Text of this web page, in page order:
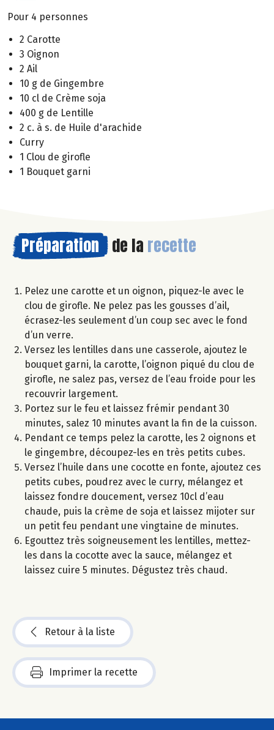
Pour 4 personnes
2 Carotte
3 Oignon
2 Ail
10 g de Gingembre
10 cl de Crème soja
400 g de Lentille
2 c. à s. de Huile d'arachide
Curry
1 Clou de girofle
1 Bouquet garni
Préparation de la recette
Pelez une carotte et un oignon, piquez-le avec le
clou de girofle. Ne pelez pas les gousses d’ail,
écrasez-les seulement d’un coup sec avec le fond
d’un verre.
Versez les lentilles dans une casserole, ajoutez le
bouquet garni, la carotte, l’oignon piqué du clou de
girofle, ne salez pas, versez de l’eau froide pour les
recouvrir largement.
Portez sur le feu et laissez frémir pendant 30
minutes, salez 10 minutes avant la fin de la cuisson.
Pendant ce temps pelez la carotte, les 2 oignons et
le gingembre, découpez-les en très petits cubes.
Versez l’huile dans une cocotte en fonte, ajoutez ces
petits cubes, poudrez avec le curry, mélangez et
laissez fondre doucement, versez 10cl d’eau
chaude, puis la crème de soja et laissez mijoter sur
un petit feu pendant une vingtaine de minutes.
Egouttez très soigneusement les lentilles, mettez-
les dans la cocotte avec la sauce, mélangez et
laissez cuire 5 minutes. Dégustez très chaud.
Retour à la liste
Imprimer la recette